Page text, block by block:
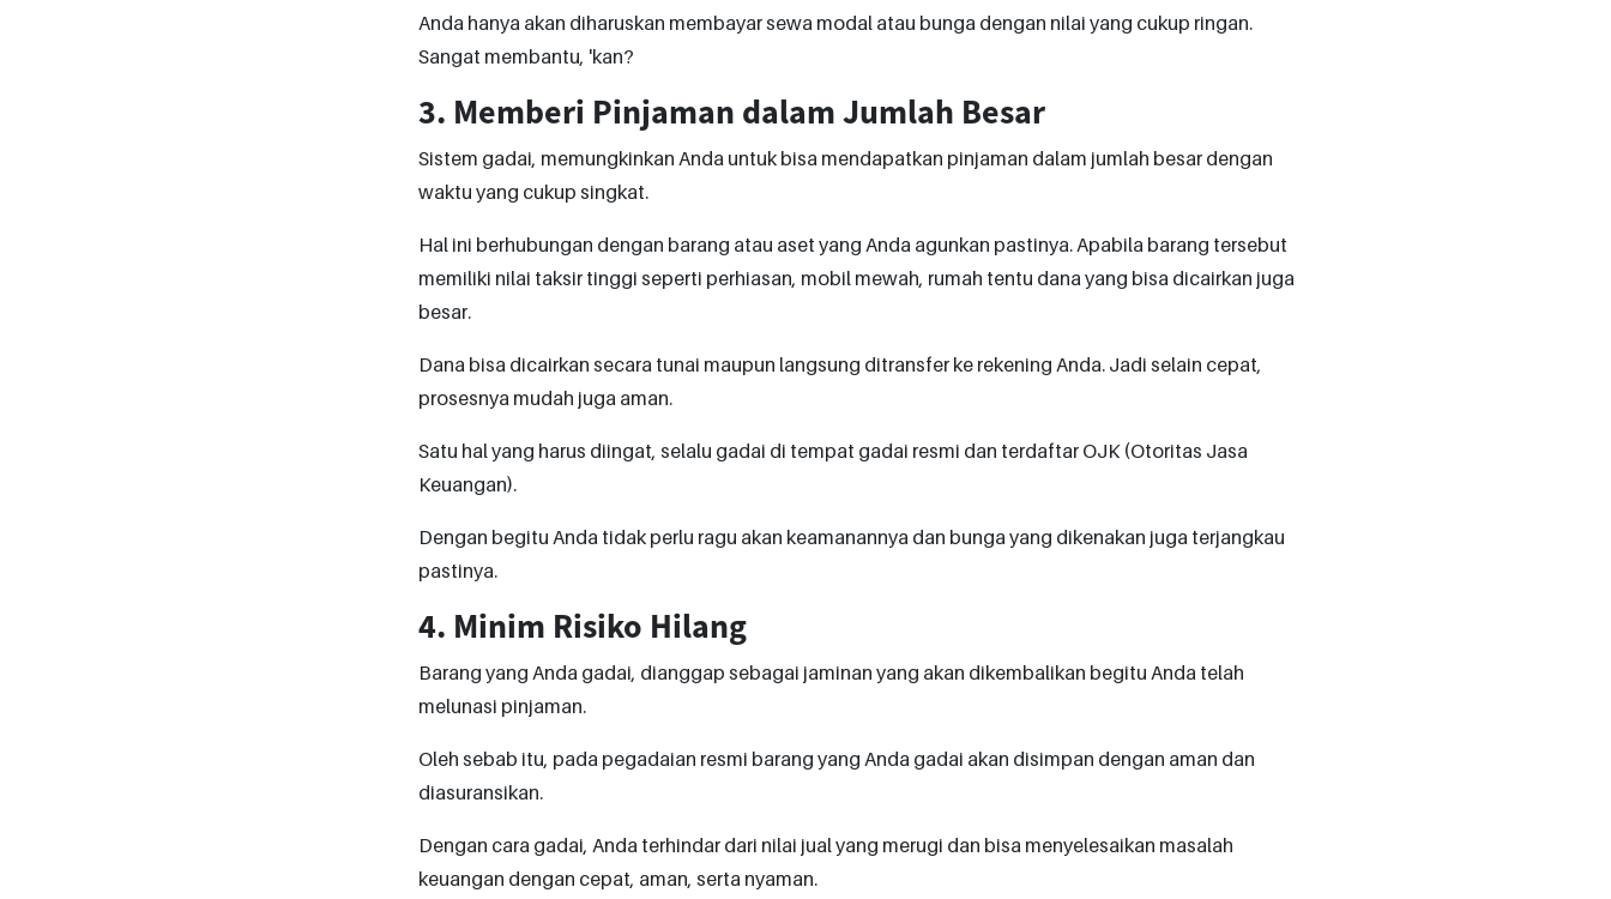
Anda hanya akan diharuskan membayar sewa modal atau bunga dengan nilai yang cukup ringan.
Sangat membantu, 'kan?
3. Memberi Pinjaman dalam Jumlah Besar
Sistem gadai, memungkinkan Anda untuk bisa mendapatkan pinjaman dalam jumlah besar dengan
waktu yang cukup singkat.
Hal ini berhubungan dengan barang atau aset yang Anda agunkan pastinya. Apabila barang tersebut
memiliki nilai taksir tinggi seperti perhiasan, mobil mewah, rumah tentu dana yang bisa dicairkan juga
besar.
Dana bisa dicairkan secara tunai maupun langsung ditransfer ke rekening Anda. Jadi selain cepat,
prosesnya mudah juga aman.
Satu hal yang harus diingat, selalu gadai di tempat gadai resmi dan terdaftar OJK (Otoritas Jasa
Keuangan).
Dengan begitu Anda tidak perlu ragu akan keamanannya dan bunga yang dikenakan juga terjangkau
pastinya.
4. Minim Risiko Hilang
Barang yang Anda gadai, dianggap sebagai jaminan yang akan dikembalikan begitu Anda telah
melunasi pinjaman.
Oleh sebab itu, pada pegadaian resmi barang yang Anda gadai akan disimpan dengan aman dan
diasuransikan.
Dengan cara gadai, Anda terhindar dari nilai jual yang merugi dan bisa menyelesaikan masalah
keuangan dengan cepat, aman, serta nyaman.